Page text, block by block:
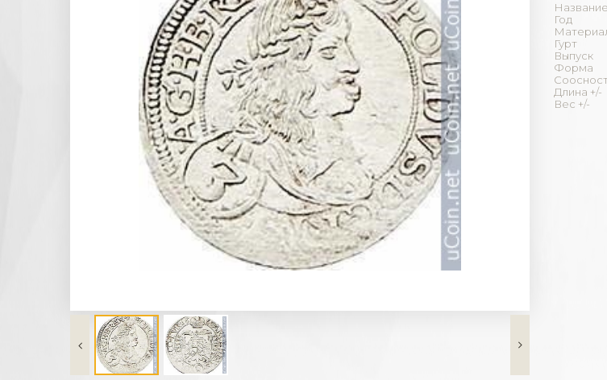
Название
Год
Гурт
Выпуск
Форма
Длина +/-
Вес +/-